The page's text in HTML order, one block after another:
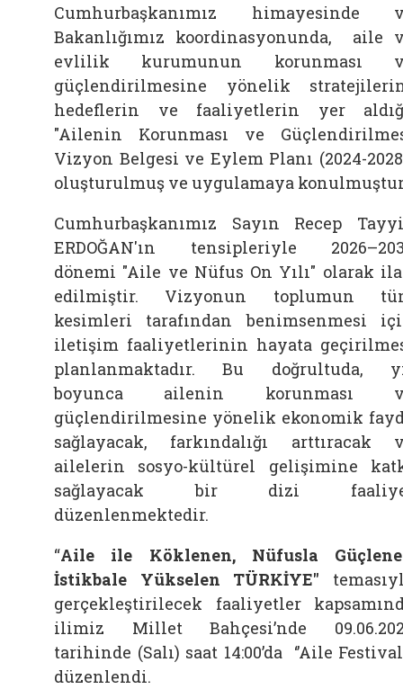
Cumhurbaşkanımız himayesinde
Bakanlığımız koordinasyonunda, aile
evlilik kurumunun korunması
güçlendirilmesine yönelik
hedeflerin ve faaliyetlerin yer
"Ailenin Korunması ve
Vizyon Belgesi ve Eylem Planı (2024-
oluşturulmuş ve uygulamaya
Cumhurbaşkanımız Sayın Recep
ERDOĞAN'ın tensipleriyle
dönemi "Aile ve Nüfus On Yılı" olarak
edilmiştir. Vizyonun toplumun
kesimleri tarafından benimsenmesi
iletişim faaliyetlerinin hayata
planlanmaktadır. Bu doğrultuda,
boyunca ailenin korunması
güçlendirilmesine yönelik ekonomik
sağlayacak, farkındalığı arttıracak
ailelerin sosyo-kültürel gelişimine
sağlayacak bir dizi
düzenlenmektedir.
“Aile ile Köklenen, Nüfusla
İstikbale Yükselen TÜRKİYE"
gerçekleştirilecek faaliyetler
ilimiz Millet Bahçesi’nde
tarihinde (Salı) saat 14:00’da ‘’Aile
düzenlendi.